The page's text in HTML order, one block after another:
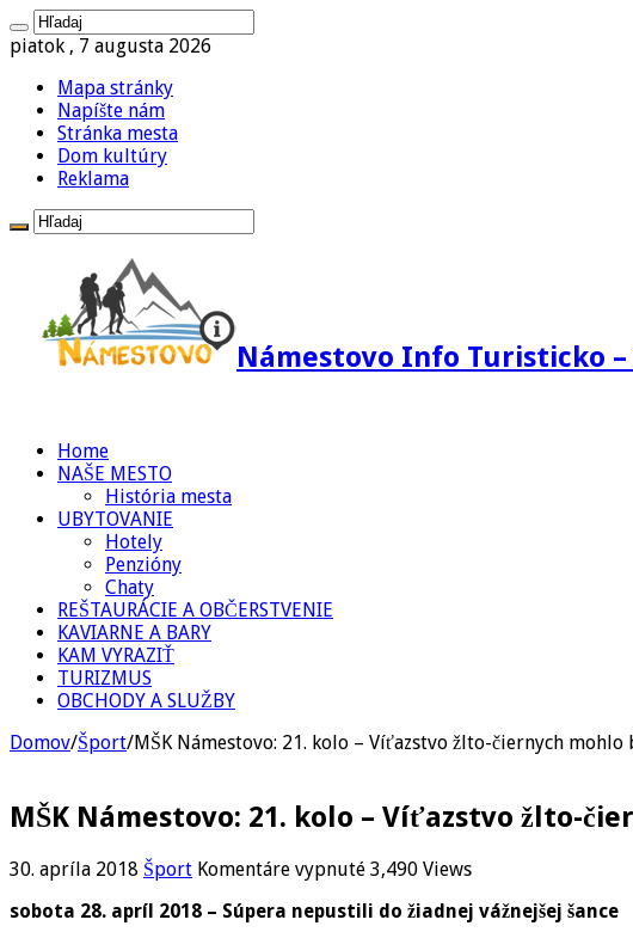
piatok , 7 augusta 2026
Mapa stránky
Napíšte nám
Stránka mesta
Dom kultúry
Reklama
Námestovo Info Turisticko
Home
NAŠE MESTO
História mesta
UBYTOVANIE
Hotely
Penzióny
Chaty
REŠTAURÁCIE A OBČERSTVENIE
KAVIARNE A BARY
KAM VYRAZIŤ
TURIZMUS
OBCHODY A SLUŽBY
Domov/Šport/MŠK Námestovo: 21. kolo – Víťazstvo žlto-čiernych mohlo
MŠK Námestovo: 21. kolo – Víťazstvo žlto-
30. apríla 2018 Šport Komentáre vypnuténa
Námestovo:
3,490 Views
sobota 28. apríl 2018 – Súpera nepustili do žiadnej vážnejšej šance